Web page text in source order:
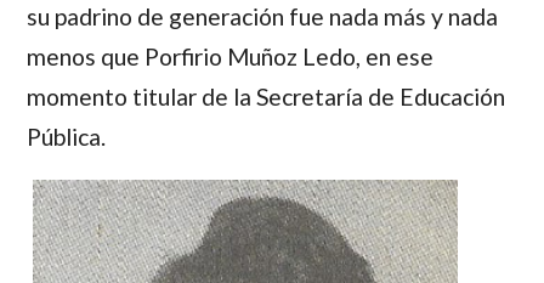
su padrino de generación fue nada más y nada
menos que Porfirio Muñoz Ledo, en ese
momento titular de la Secretaría de Educación
Pública.